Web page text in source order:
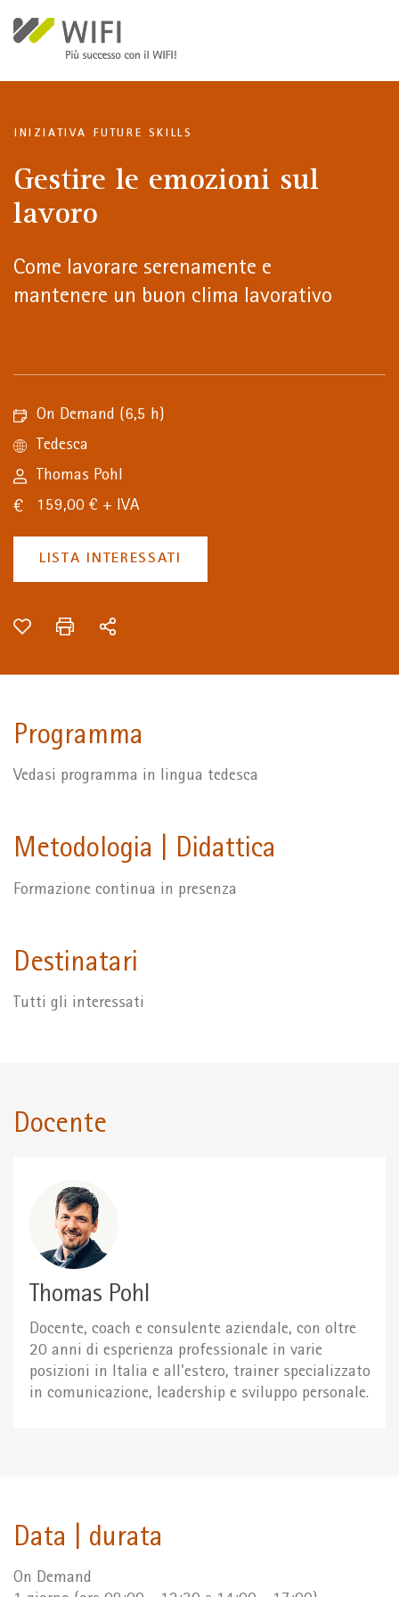
INIZIATIVA FUTURE SKILLS
Gestire le emozioni sul
lavoro
Come lavorare serenamente e
mantenere un buon clima lavorativo
On Demand (6,5 h)
Tedesca
Thomas Pohl
159,00 € + IVA
LISTA INTERESSATI
Programma
Vedasi programma in lingua tedesca
Metodologia | Didattica
Formazione continua in presenza
Destinatari
Tutti gli interessati
Docente
Thomas Pohl
Docente, coach e consulente aziendale, con oltre
20 anni di esperienza professionale in varie
posizioni in Italia e all'estero, trainer specializzato
in comunicazione, leadership e sviluppo personale.
Data | durata
On Demand